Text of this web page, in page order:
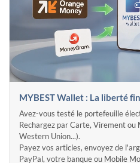
MYBEST Wallet : La liberté
Avez-vous testé le portefeuille
Rechargez par Carte, Virement ou
Western Union...).
Payez vos articles, envoyez de
PayPal, votre banque ou Mobile